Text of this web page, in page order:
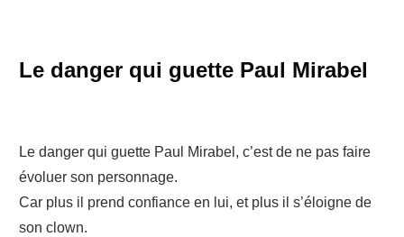
Le danger qui guette Paul Mirabel
Le danger qui guette Paul Mirabel, c’est de ne pas faire
évoluer son personnage.
Car plus il prend confiance en lui, et plus il s’éloigne de
son clown.